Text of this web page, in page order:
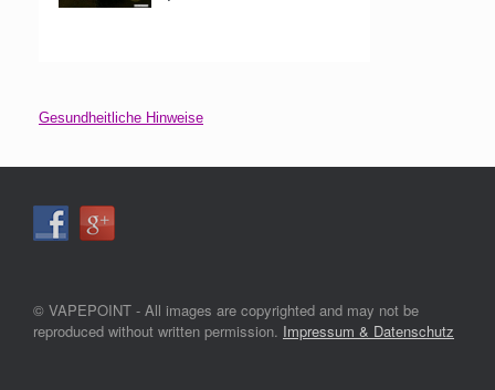
Gesundheitliche Hinweise
© VAPEPOINT - All images are copyrighted and may not be
reproduced without written permission. Impressum & Datenschutz